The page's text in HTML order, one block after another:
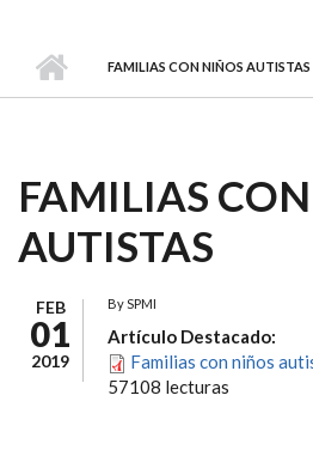
FAMILIAS CON NIÑOS AUTISTAS
FAMILIAS
AUTISTAS
FEB
01
2019
BySPMI
Artículo Destacado:
Familias con niños
57108 lecturas